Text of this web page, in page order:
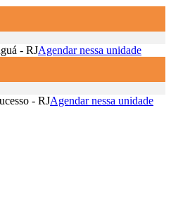
- RJAgendar nessa unidade
- RJAgendar nessa unidade